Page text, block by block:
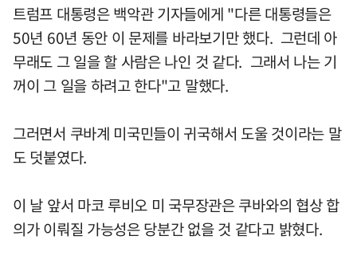
트럼프 대통령은 백악관 기자들에게 "다른 대통령들은
50년 60년 동안 이 문제를 바라보기만 했다. 그런데 아
무래도 그 일을 할 사람은 나인 것 같다. 그래서 나는 기
꺼이 그 일을 하려고 한다"고 말했다.
그러면서 쿠바계 미국민들이 귀국해서 도울 것이라는 말
도 덧붙였다.
이 날 앞서 마코 루비오 미 국무장관은 쿠바와의 협상 합
의가 이뤄질 가능성은 당분간 없을 것 같다고 밝혔다.